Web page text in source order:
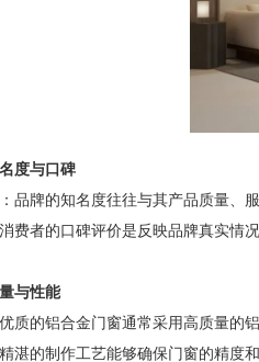
度与口碑
牌的知名度往往与其产品质量、服
者的口碑评价是反映品牌真实情况
与性能
的铝合金门窗通常采用高质量的铝
的制作工艺能够确保门窗的精度和